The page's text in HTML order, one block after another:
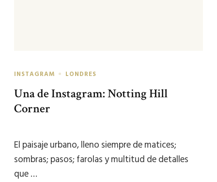
INSTAGRAM LONDRES
Una de Instagram: Notting Hill
Corner
El paisaje urbano, lleno siempre de matices;
sombras; pasos; farolas y multitud de detalles
que …